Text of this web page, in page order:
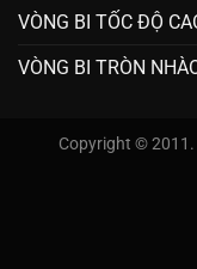
VÒNG BI TỐC ĐỘ
VÒNG BI TRÒN
Copyright ©